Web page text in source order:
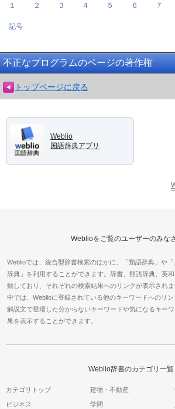
１ ２ ３ ４ ５ ６ ７
記号
不正なプログラムのページの著作権
トップページに戻る
Weblio
国語辞典アプリ
Weblioをご覧のユーザーのみな
Weblioでは、統合型辞書検索のほかに、「類語辞典」や
辞典」を利用することができます。辞書、類語辞典、英
動しており、それぞれの検索結果へのリンクが表示され
中では、Weblioに登録されている他のキーワードへのリン
解説文で登場した分からないキーワードや気になるキー
果を表示することができます。
Weblio辞書のカテゴリ一覧
カテゴリトップ 建物・不動産
ビジネス 学問